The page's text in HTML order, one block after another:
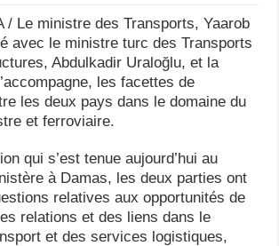
/ Le ministre des Transports, Yaarob
avec le ministre turc des Transports
Abdulkadir Uraloğlu, et la
les facettes de
les deux pays dans le domaine du
et ferroviaire.
qui s’est tenue aujourd’hui au
à Damas, les deux parties ont
relatives aux opportunités de
relations et des liens dans le
et des services logistiques,